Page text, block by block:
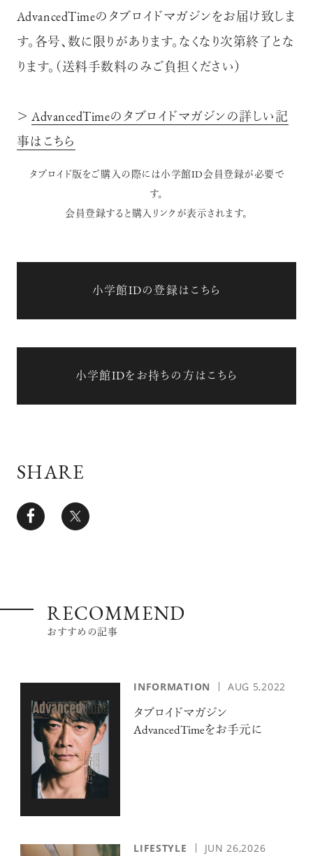
AdvancedTimeのタブロイドマガジンをお届け致しま
す。各号、数に限りがあります。なくなり次第終了とな
ります。（送料手数料のみご負担ください）
＞ AdvancedTimeのタブロイドマガジンの詳しい記
事はこちら
タブロイド版をご購入の際には小学館ID会員登録が必要で
す。
会員登録すると購入リンクが表示されます。
小学館IDの登録はこちら
小学館IDをお持ちの方はこちら
SHARE
RECOMMEND
おすすめの記事
INFORMATION AUG 5,2022
タブロイドマガジン
AdvancedTimeをお手元に
LIFESTYLE JUN 26,2026